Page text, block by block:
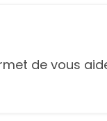
de vous